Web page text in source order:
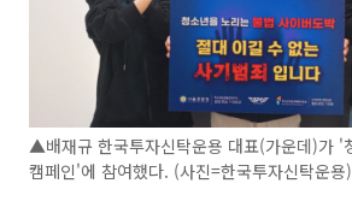
▲배재규 한국투자신탁운용 대표(가운데)가 '
캠페인'에 참여했다. (사진=한국투자신탁운용)